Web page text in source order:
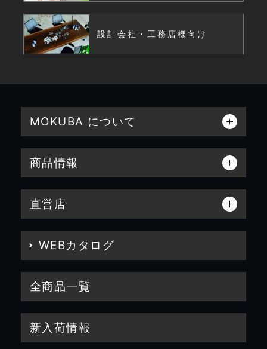
設計会社・工務店様向け
MOKUBA について
商品情報
直営店
WEBカタログ
全商品一覧
新入荷情報